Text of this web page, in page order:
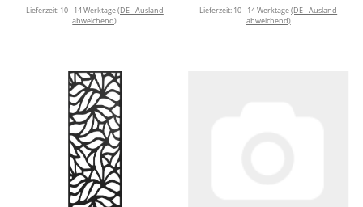
Lieferzeit: 10 - 14 Werktage(DE - Ausland
abweichend)
Lieferzeit: 10 - 14 Werktage(DE - Ausland
abweichend)